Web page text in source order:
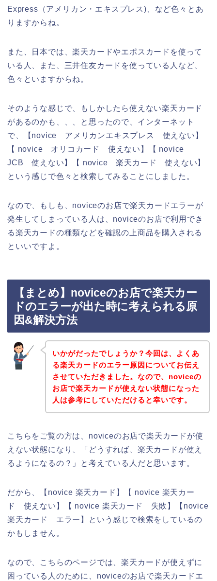
Express（アメリカン・エキスプレス)、など色々とあ
りますからね。
また、日本では、楽天カードやエポスカードを使って
いる人、また、三井住友カードを使っている人など、
色々といますからね。
そのような感じで、もしかしたら使えない楽天カード
があるのかも、、、と思ったので、インターネット
で、【novice アメリカンエキスプレス 使えない】
【 novice オリコカード 使えない】【 novice
JCB 使えない】【 novice 楽天カード 使えない】
という感じで色々と検索してみることにしました。
なので、もしも、noviceのお店で楽天カードエラーが
発生してしまっている人は、noviceのお店で利用でき
る楽天カードの種類などを確認の上商品を購入される
といいですよ。
【まとめ】noviceのお店で楽天カー
ドのエラーが出た時に考えられる原
因&解決方法
いかがだったでしょうか？今回は、よくあ
る楽天カードのエラー原因についてお伝え
させていただきました。なので、noviceの
お店で楽天カードが使えない状態になった
人は参考にしていただけると幸いです。
こちらをご覧の方は、noviceのお店で楽天カードが使
えない状態になり、「どうすれば、楽天カードが使え
るようになるの？」と考えている人だと思います。
だから、【novice 楽天カード】【 novice 楽天カー
ド 使えない】【 novice 楽天カード 失敗】【novice
楽天カード エラー】という感じで検索をしているの
かもしません。
なので、こちらのページでは、楽天カードが使えずに
困っている人のために、noviceのお店で楽天カードエ